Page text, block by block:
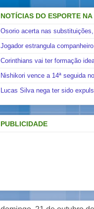
NOTÍCIAS DO ESPORTE
Osorio acerta nas
Jogador estrangula
Corinthians vai ter formação
Nishikori vence a 14ª seguida
Lucas Silva nega ter sido
PUBLICIDADE